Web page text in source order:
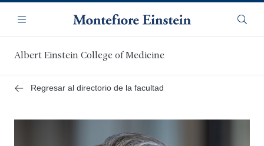
contenido
principal
Navegación
Menú
Albert Einstein College of Medicine
Regresar al directorio de la facultad